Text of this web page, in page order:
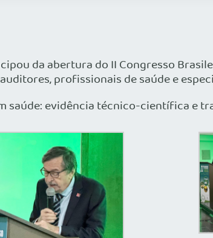
da abertura do II Congresso
profissionais de saúde e
evidência técnico-científica e